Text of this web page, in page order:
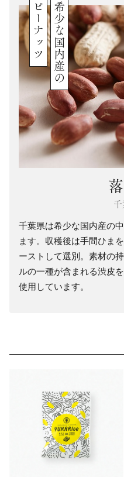
希少な国内産の
ピーナッツ
千葉県は希少な国内産の
ます。収穫後は手間ひま
ーストして選別。素材の
ルの一種が含まれる渋皮
使用しています。